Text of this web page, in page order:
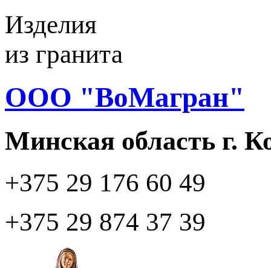
Изделия
из гранита
ООО "ВоМагран"
Минская область г.
+375 29 176 60 49
+375 29 874 37 39